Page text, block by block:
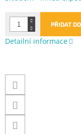
PŘIDAT
Detailní informace